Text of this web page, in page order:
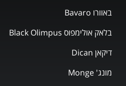
באוורו Bavaro
בלאק אולימפוס Black Olimpus
דיקאן Dican
מונג' Monge